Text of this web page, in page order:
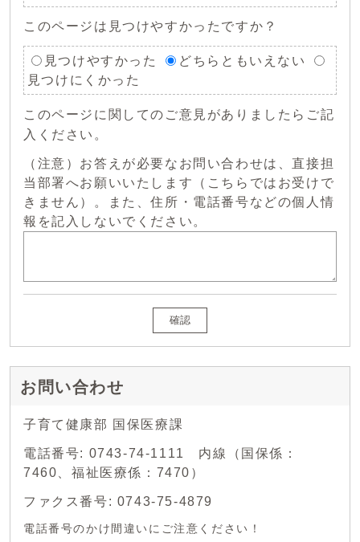
このページは見つけやすかったですか？
見つけやすかった
どちらともいえない
見つけにくかった
このページに関してのご意見がありましたらご記
入ください。
（注意）お答えが必要なお問い合わせは、直接担
当部署へお願いいたします（こちらではお受けで
きません）。また、住所・電話番号などの個人情
報を記入しないでください。
確認
お問い合わせ
子育て健康部 国保医療課
電話番号: 0743-74-1111 内線（国保係：
7460、福祉医療係：7470）
ファクス番号: 0743-75-4879
電話番号のかけ間違いにご注意ください！